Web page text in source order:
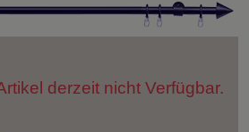
derzeit nicht Verfügbar.